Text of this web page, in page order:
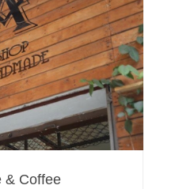
& Coffee